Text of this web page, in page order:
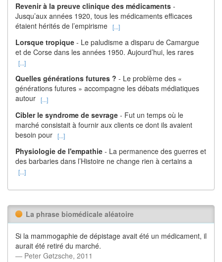
Revenir à la preuve clinique des médicaments -
Jusqu’aux années 1920, tous les médicaments efficaces
étaient hérités de l’empirisme [...]
Lorsque tropique - Le paludisme a disparu de Camargue
et de Corse dans les années 1950. Aujourd’hui, les rares
[...]
Quelles générations futures ? - Le problème des «
générations futures » accompagne les débats médiatiques
autour [...]
Cibler le syndrome de sevrage - Fut un temps où le
marché consistait à fournir aux clients ce dont ils avaient
besoin pour [...]
Physiologie de l'empathie - La permanence des guerres et
des barbaries dans l’Histoire ne change rien à certains a
[...]
La phrase biomédicale aléatoire
Si la mammogaphie de dépistage avait été un médicament, il
aurait été retiré du marché.
― Peter Gøtzsche, 2011